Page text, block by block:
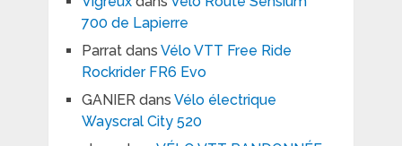
700 de Lapierre
Parratdans Vélo VTT Free Ride
Rockrider FR6 Evo
GANIERdans Vélo électrique
Wayscral City 520